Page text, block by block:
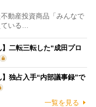
動産投資商品「みんなで
いる…
二転三転した“成田プロ
】独占入手“内部議事録”で
一覧を見る